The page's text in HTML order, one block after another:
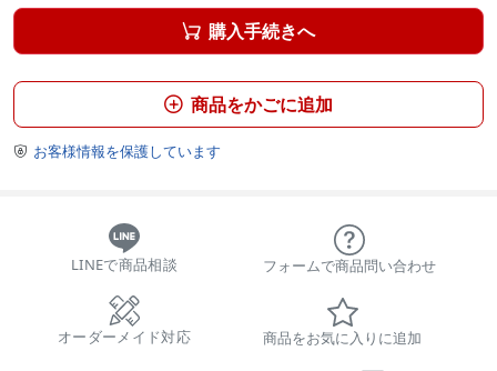
 購入手続きへ
 商品をかごに追加
 お客様情報を保護しています
LINEで商品相談 フォームで商品問い合わせ
オーダーメイド対応 商品をお気に入りに追加